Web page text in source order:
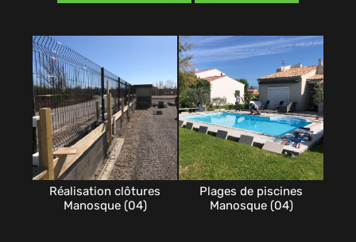
Réalisation clôtures
Manosque (04)
Plages de piscines
Manosque (04)